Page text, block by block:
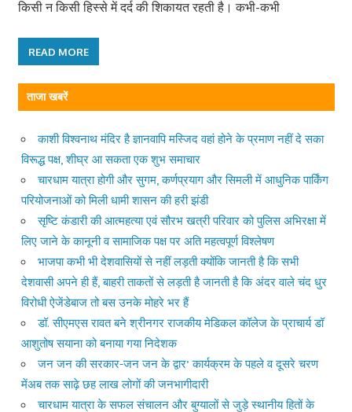
किसी न किसी हिस्से में दर्द की शिकायत रहती है। कभी-कभी
READ MORE
ताजा खबरें
काशी विश्वनाथ मंदिर है ज्ञानवापि मस्जिद वहां होने के प्रमाण नहीं दे सका
विरूद्ध पक्ष, शीघ्र आ सकता एक शुभ समाचार
चारधाम यात्रा होगी और सुगम, कर्णप्रयाग और सिमली में आधुनिक पार्किंग
परियोजनाओं को मिली धामी शासन की हरी झंडी
सृष्टि कंडारी की आत्महत्या एवं सौरभ खत्री परिवार को पुलिस अभिरक्षा में
लिए जाने के कानूनी व सामाजिक पक्ष पर अति महत्वपूर्ण विश्लेषण
भाजपा कभी भी देशवासियों से नहीं लड़ती क्योंकि जानती है कि सभी
देशवासी अपने ही हैं, बाहरी ताकतों से लड़ती है जानती है कि अंदर वाले चंद धुर
विरोधी ऐजेंडेबाज तो बस उनके मोहरे भर हैं
डॉ. सीएमएस रावत बने श्रीनगर राजकीय मेडिकल कॉलेज के प्राचार्य डॉ
आशुतोष सयाना को बनाया गया निदेशक
जन जन की सरकार-जन जन के द्वार’ कार्यक्रम के पहले व दूसरे चरण
मेंअब तक साढ़े छह लाख लोगों की जनभागीदारी
चारधाम यात्रा के सफल संचालन और बुग्यालों से जुड़े स्थानीय हितों के